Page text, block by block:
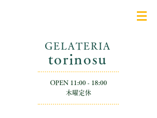
GELATERIA
​torinosu
OPEN 11:00 - 18:00
​木曜定休